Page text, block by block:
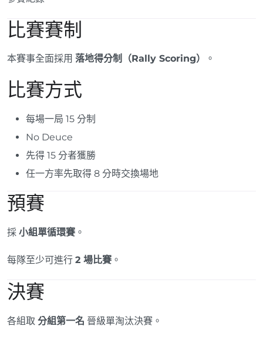
比賽賽制
本賽事全面採用 落地得分制（Rally Scoring） 。
比賽方式
每場一局 15 分制
No Deuce
先得 15 分者獲勝
任一方率先取得 8 分時交換場地
預賽
採 小組單循環賽 。
每隊至少可進行 2 場比賽 。
決賽
各組取 分組第一名 晉級單淘汰決賽。